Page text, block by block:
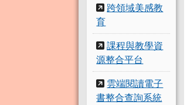
跨領域美感教
育
課程與教學資
源整合平台
雲端閱讀電子
書整合查詢系統